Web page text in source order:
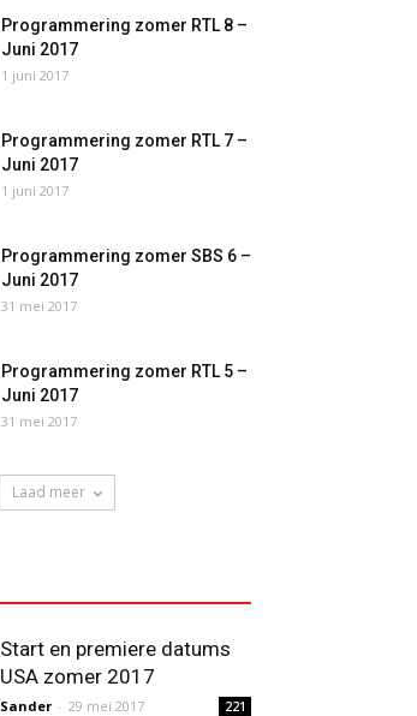
Programmering zomer RTL 8 –
Juni 2017
1 juni 2017
Programmering zomer RTL 7 –
Juni 2017
1 juni 2017
Programmering zomer SBS 6 –
Juni 2017
31 mei 2017
Programmering zomer RTL 5 –
Juni 2017
31 mei 2017
Laad meer
Start en premiere datums
USA zomer 2017
Sander - 29 mei 2017 221